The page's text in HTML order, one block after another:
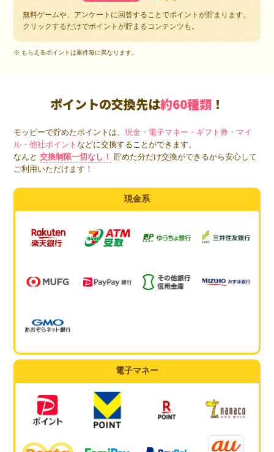
無料ゲームや、アンケートに回答することでポイントが貯まります。
クリックするだけでポイントが貯まるコンテンツも。
※ もらえるポイントは案件毎に異なります。
ポイントの交換先は約60種類 ！
モッピーで貯めたポイントは、現金・電子マネー・ギフト券・マイ
ル・他社ポイントなどに交換することができます。
なんと 交換制限一切なし！
貯めた分だけ交換ができるから安心して
ご利用いただけます！
現金系
電子マネー